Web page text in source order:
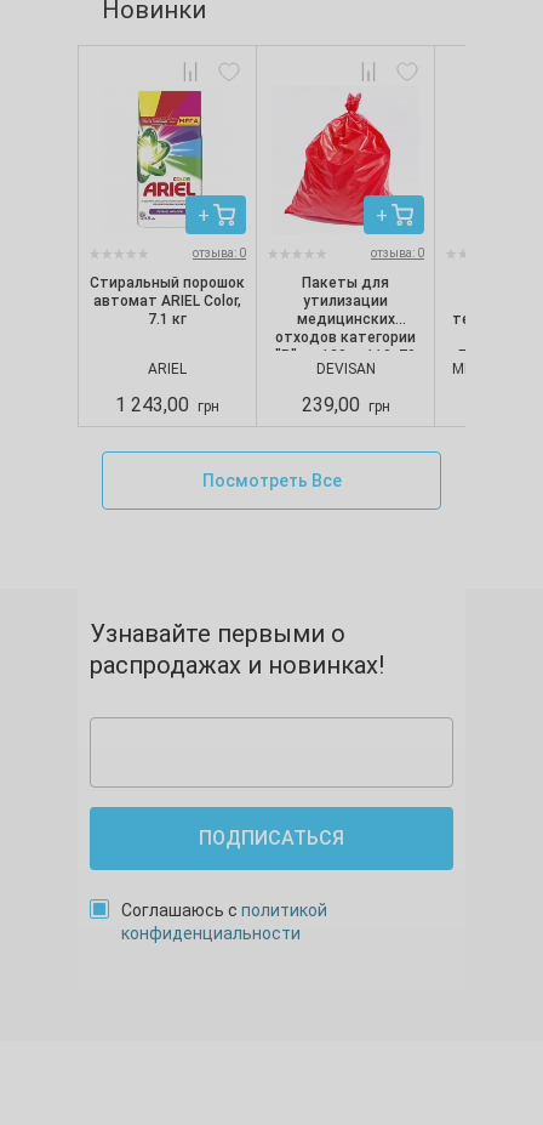
Новинки
отзыва: 0
Стиральный порошок
автомат ARIEL Color,
7.1 кг
ARIEL
1 243,00 грн
отзыва: 0
Пакеты для
утилизации
медицинских
отходов категории
"B" на 120 л, 110х70
см, 50 мкм, красные
DEVISAN
239,00 грн
Белые (100
MERCATOR
Посмотреть Все
Узнавайте первыми о
распродажах и новинках!
ПОДПИСАТЬСЯ
Соглашаюсь с политикой
конфиденциальности